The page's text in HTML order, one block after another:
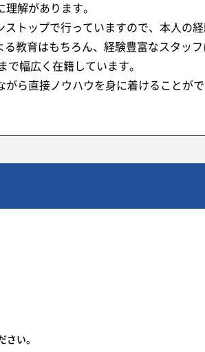
解があります。
トップで行っていますので、本人の
教育はもちろん、経験豊富なスタッフ
幅広く在籍しています。
ら直接ノウハウを身に着けることが
い。